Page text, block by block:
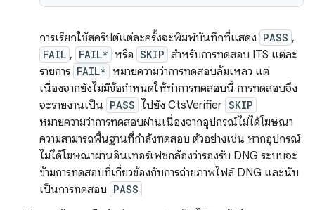
การเรียกใช้สคริปต์แต่ละครั้งจะพิมพ์บันทึกที่แสดง PASS ,
FAIL , FAIL* หรือ SKIP สำหรับการทดสอบ ITS แต่ละ
รายการ FAIL* หมายความว่าการทดสอบล้มเหลว แต่
เนื่องจากยังไม่มีข้อกำหนดให้ทำการทดสอบนี้ การทดสอบจึง
จะรายงานเป็น PASS ไปยัง CtsVerifier SKIP
หมายความว่าการทดสอบผ่านเนื่องจากอุปกรณ์ไม่ได้โฆษณา
ความสามารถพื้นฐานที่กำลังทดสอบ ตัวอย่างเช่น หากอุปกรณ์
ไม่ได้โฆษณาผ่านอินเทอร์เฟซกล้องว่ารองรับ DNG ระบบจะ
ข้ามการทดสอบที่เกี่ยวข้องกับการถ่ายภาพไฟล์ DNG และนับ
เป็นการทดสอบ PASS